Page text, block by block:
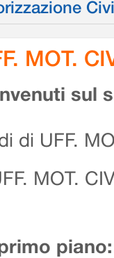
MOT.
sul
di UFF.
MOT.
piano: